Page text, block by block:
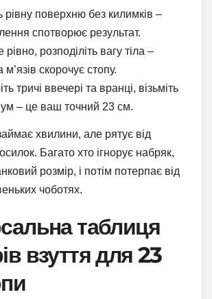
рівну поверхню без килимків –
спотворює результат.
рівно, розподіліть вагу тіла –
м’язів скорочує стопу.
тричі ввечері та вранці, візьміть
– це ваш точний 23 см.
хвилини, але рятує від
Багато хто ігнорує набряк,
розмір, і потім потерпає від
чоботях.
таблиця
взуття для 23